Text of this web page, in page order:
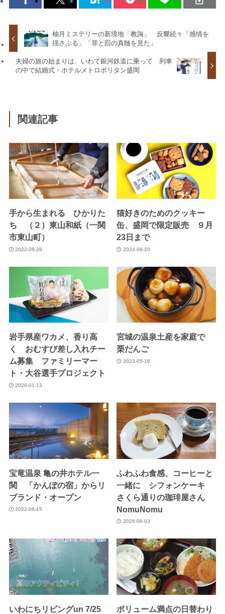
柚月ミステリーの新境地「教誨」 反響続々「感情を
揺さぶる」「罪と罰の真髄を見た」
夫婦の旅の始まりは、いわて銀河鉄道に乗って 列車
の中で結婚式・ホテルメトロポリタン盛岡
関連記事
手から生まれる ひかりた
ち （２）東山和紙（一関
市東山町）
2022-06-28
猫好きのためのクッキー
缶、盛岡で限定販売 ９月
23日まで
2024-09-20
岩手県産ワカメ、香り高
く おむすび差し入れチー
ム募集 ファミリーマー
ト・大谷選手プロジェクト
2026-01-13
宮城の温泉土産を家庭で
栗だんご
2023-05-16
宝竜温泉 亀の井ホテル一
関 「かんぽの宿」からリ
ブランド・オープン
2022-08-15
ふわふわ食感、コーヒーと
一緒に シフォンケーキ
さくら通りの珈琲屋さん
NomuNomu
2026-06-03
いわにちリビングun 7/25
ボリューム満点の日替わり